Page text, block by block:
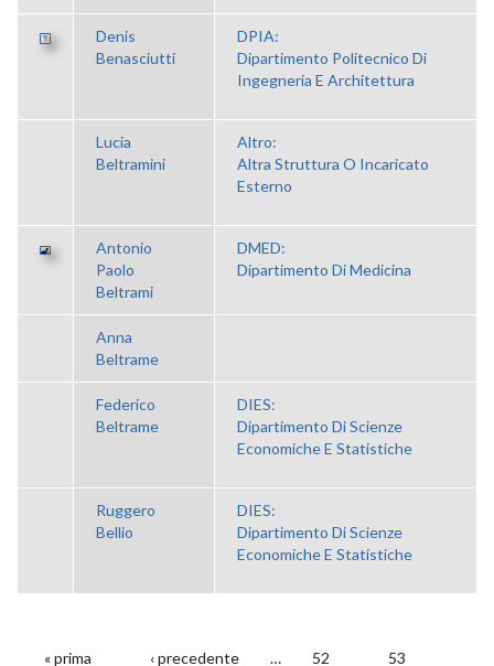
Denis
Benasciutti
DPIA:
Dipartimento Politecnico Di
Ingegneria E Architettura
Lucia
Beltramini
Altro:
Altra Struttura O Incaricato
Esterno
Antonio
Paolo
Beltrami
DMED:
Dipartimento Di Medicina
Anna
Beltrame
Federico
Beltrame
DIES:
Dipartimento Di Scienze
Economiche E Statistiche
Ruggero
Bellio
DIES:
Dipartimento Di Scienze
Economiche E Statistiche
« prima ‹ precedente … 52 53